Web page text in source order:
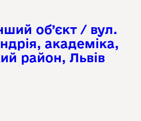
об’єкт / вул.
академіка,
район, Львів